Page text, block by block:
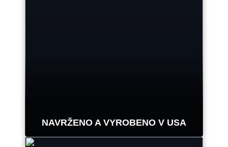
NAVRŽENO A VYROBENO V USA